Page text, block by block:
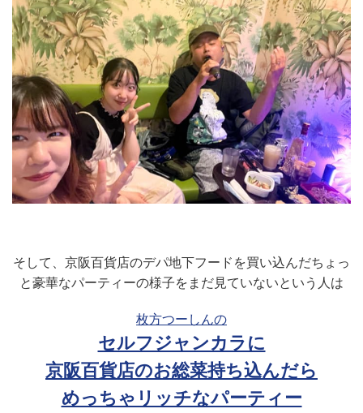
そして、京阪百貨店のデパ地下フードを買い込んだちょっ
と豪華なパーティーの様子をまだ見ていないという人は
枚方つーしんの
セルフジャンカラに
京阪百貨店のお総菜持ち込んだら
めっちゃリッチなパーティー